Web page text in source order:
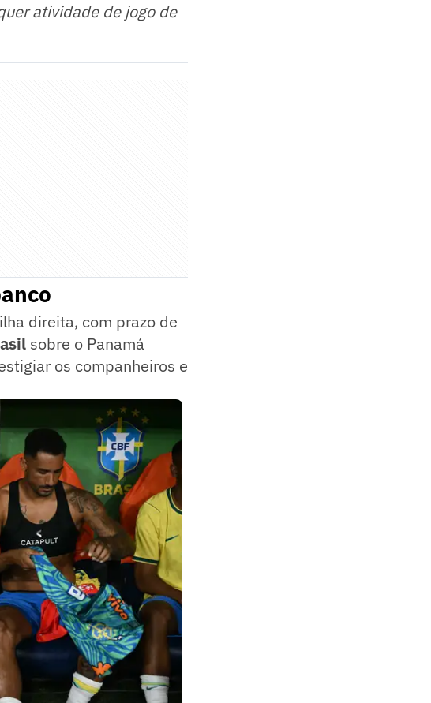
atividade de jogo de
direita, com prazo de
sobre o Panamá
os companheiros e